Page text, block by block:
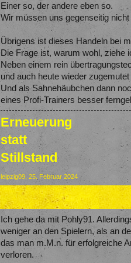
Das Spiel selber war heute eine
Einer so, der andere eben so.
Wir müssen uns gegenseitig
Übrigens ist dieses Handeln bei
Die Frage ist, warum wohl, ziehe
Neben einem rein
und auch heute wieder zugemutet
Und als Sahnehäubchen dann
eines Profi-Trainers besser
Erneuerung
statt
Stillstand
leipzig09 25. Februar 2024
Ich gehe da mit Pohly91.
weniger an den Spielern, als an
das man m.M.n. für erfolgreiche
verloren.